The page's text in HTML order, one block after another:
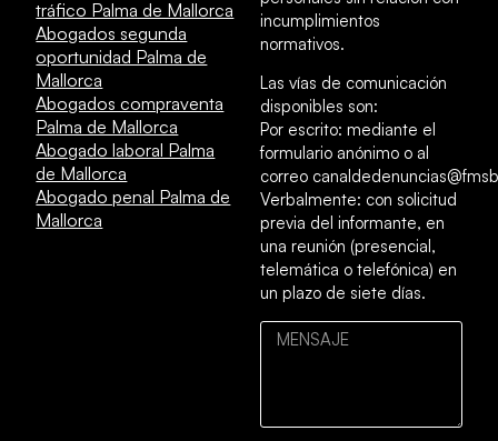
tráfico Palma de Mallorca
Abogados segunda
oportunidad Palma de
Mallorca
Abogados compraventa
Palma de Mallorca
Abogado laboral Palma
de Mallorca
Abogado penal Palma de
Mallorca
incumplimientos
normativos.
Las vías de comunicación
disponibles son:
Por escrito: mediante el
formulario anónimo o al
correo
Verbalmente: con solicitud
previa del informante, en
una reunión (presencial,
telemática o telefónica) en
un plazo de siete días.